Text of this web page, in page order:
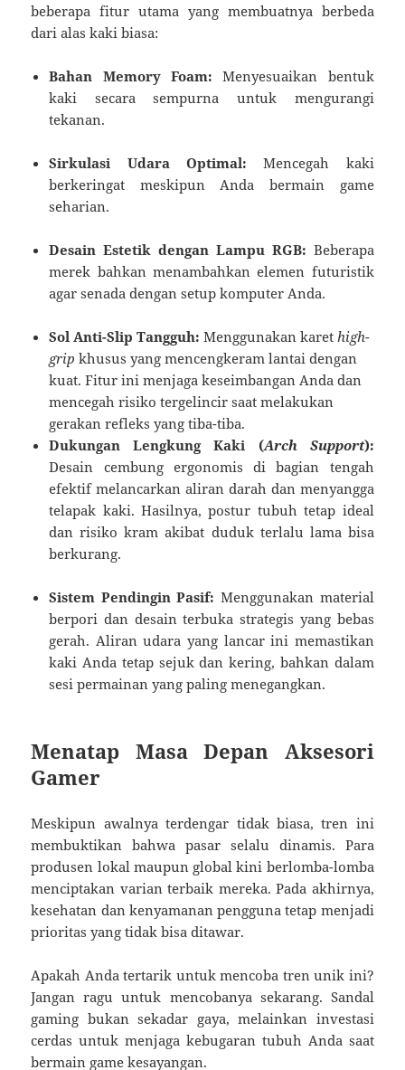
beberapa fitur utama yang membuatnya berbeda
dari alas kaki biasa:
Bahan Memory Foam: Menyesuaikan bentuk
kaki secara sempurna untuk mengurangi
tekanan.
Sirkulasi Udara Optimal: Mencegah kaki
berkeringat meskipun Anda bermain game
seharian.
Desain Estetik dengan Lampu RGB: Beberapa
merek bahkan menambahkan elemen futuristik
agar senada dengan setup komputer Anda.
Sol Anti-Slip Tangguh: Menggunakan karet high-
grip khusus yang mencengkeram lantai dengan
kuat. Fitur ini menjaga keseimbangan Anda dan
mencegah risiko tergelincir saat melakukan
gerakan refleks yang tiba-tiba.
Dukungan Lengkung Kaki (Arch Support):
Desain cembung ergonomis di bagian tengah
efektif melancarkan aliran darah dan menyangga
telapak kaki. Hasilnya, postur tubuh tetap ideal
dan risiko kram akibat duduk terlalu lama bisa
berkurang.
Sistem Pendingin Pasif: Menggunakan material
berpori dan desain terbuka strategis yang bebas
gerah. Aliran udara yang lancar ini memastikan
kaki Anda tetap sejuk dan kering, bahkan dalam
sesi permainan yang paling menegangkan.
Menatap Masa Depan Aksesori
Gamer
Meskipun awalnya terdengar tidak biasa, tren ini
membuktikan bahwa pasar selalu dinamis. Para
produsen lokal maupun global kini berlomba-lomba
menciptakan varian terbaik mereka. Pada akhirnya,
kesehatan dan kenyamanan pengguna tetap menjadi
prioritas yang tidak bisa ditawar.
Apakah Anda tertarik untuk mencoba tren unik ini?
Jangan ragu untuk mencobanya sekarang. Sandal
gaming bukan sekadar gaya, melainkan investasi
cerdas untuk menjaga kebugaran tubuh Anda saat
bermain game kesayangan.